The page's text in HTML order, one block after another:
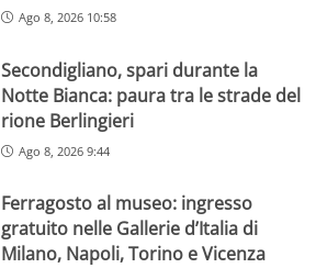
Ago 8, 2026 10:58
Secondigliano, spari durante la
Notte Bianca: paura tra le strade del
rione Berlingieri
Ago 8, 2026 9:44
Ferragosto al museo: ingresso
gratuito nelle Gallerie d’Italia di
Milano, Napoli, Torino e Vicenza